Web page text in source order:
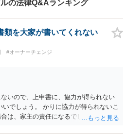
の法律Q&Aランキング
類を大家が書いてくれない
#オーナーチェンジ
いので、上申書に、協力が得られない
でしょう。 かりに協力が得られないこ
は、家主の責任になるでしょう。